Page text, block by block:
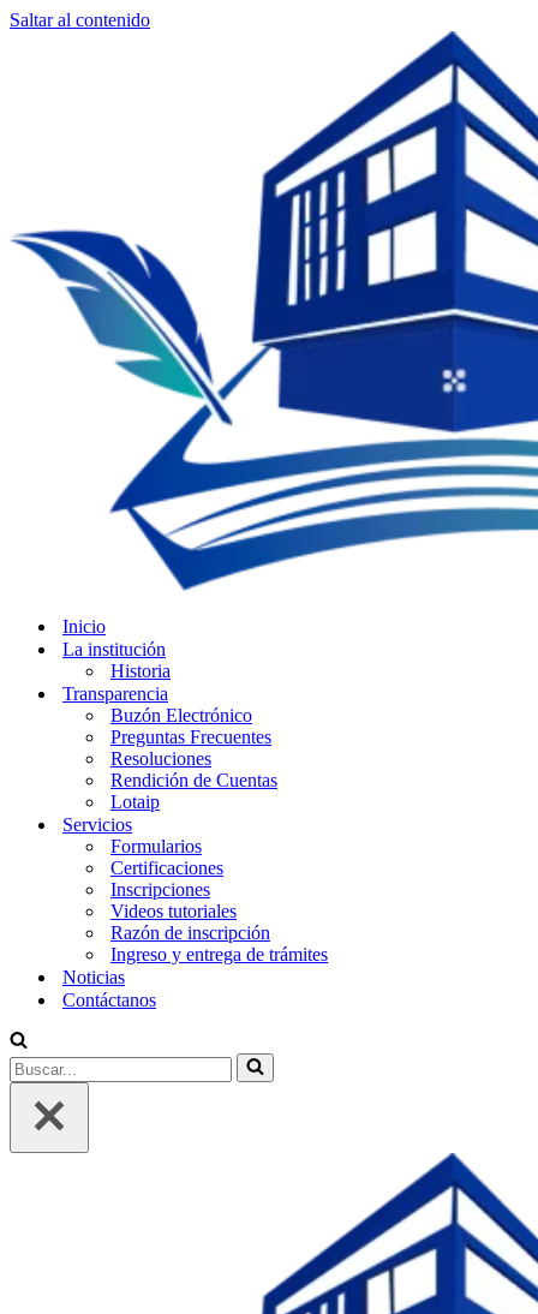
Saltar al contenido
Inicio
La institución
Historia
Transparencia
Buzón Electrónico
Preguntas Frecuentes
Resoluciones
Rendición de Cuentas
Lotaip
Servicios
Formularios
Certificaciones
Inscripciones
Videos tutoriales
Razón de inscripción
Ingreso y entrega de trámites
Noticias
Contáctanos
Buscar...